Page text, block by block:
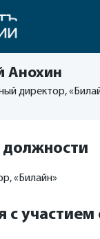
Анохин
директор,
«Билайн»
с участием